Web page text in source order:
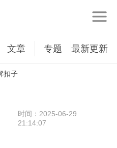
文章 专题 最新更新
扣子
时间：2025-06-29
21:14:07